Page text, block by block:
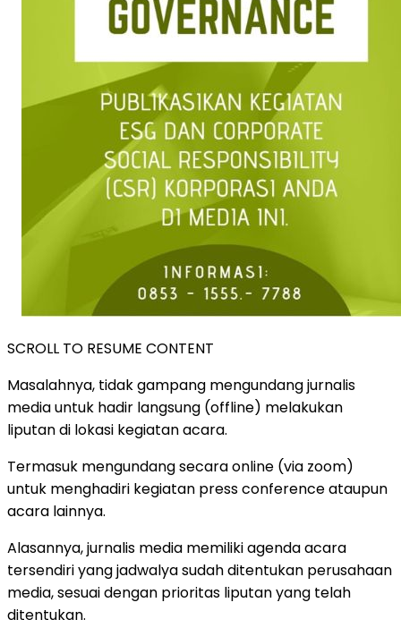
SCROLL TO RESUME CONTENT
Masalahnya, tidak gampang mengundang jurnalis
media untuk hadir langsung (offline) melakukan
liputan di lokasi kegiatan acara.
Termasuk mengundang secara online (via zoom)
untuk menghadiri kegiatan press conference ataupun
acara lainnya.
Alasannya, jurnalis media memiliki agenda acara
tersendiri yang jadwalya sudah ditentukan perusahaan
media, sesuai dengan prioritas liputan yang telah
ditentukan.